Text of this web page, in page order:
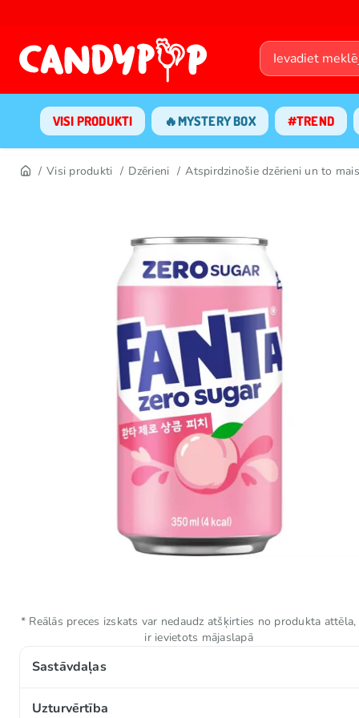
VISI PRODUKTI 🔥MYSTERY BOX #TREND
Visi produkti Dzērieni Atspirdzinošie dzērieni un to
Sastāvdaļas
Ar saldinātājiem.
Uzturvērtība
* Reālās preces izskats var nedaudz atšķirties no produkta attēla,
ir ievietots mājaslapā